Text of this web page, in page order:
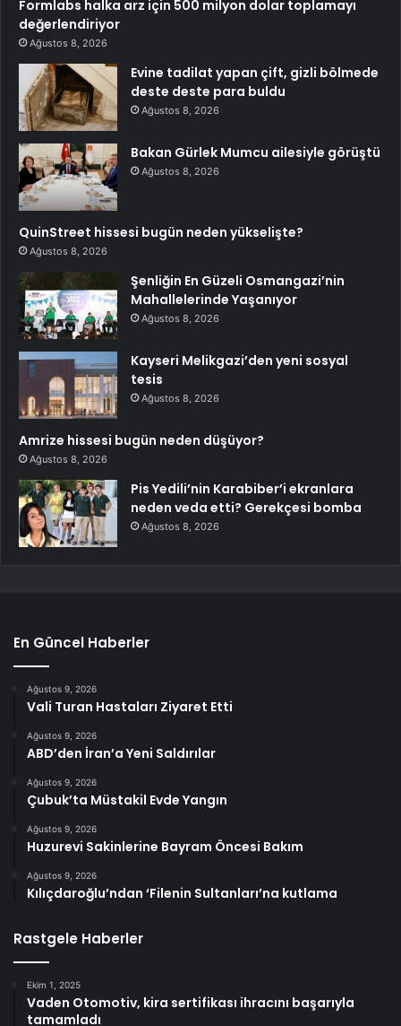
Formlabs halka arz için 500 milyon dolar toplamayı
değerlendiriyor
Ağustos 8, 2026
Evine tadilat yapan çift, gizli bölmede
deste deste para buldu
Ağustos 8, 2026
Bakan Gürlek Mumcu ailesiyle görüştü
Ağustos 8, 2026
QuinStreet hissesi bugün neden yükselişte?
Ağustos 8, 2026
Şenliğin En Güzeli Osmangazi’nin
Mahallelerinde Yaşanıyor
Ağustos 8, 2026
Kayseri Melikgazi’den yeni sosyal
tesis
Ağustos 8, 2026
Amrize hissesi bugün neden düşüyor?
Ağustos 8, 2026
Pis Yedili’nin Karabiber’i ekranlara
neden veda etti? Gerekçesi bomba
Ağustos 8, 2026
En Güncel Haberler
Ağustos 9, 2026
Vali Turan Hastaları Ziyaret Etti
Ağustos 9, 2026
ABD’den İran’a Yeni Saldırılar
Ağustos 9, 2026
Çubuk’ta Müstakil Evde Yangın
Ağustos 9, 2026
Huzurevi Sakinlerine Bayram Öncesi Bakım
Ağustos 9, 2026
Kılıçdaroğlu’ndan ‘Filenin Sultanları’na kutlama
Rastgele Haberler
Ekim 1, 2025
Vaden Otomotiv, kira sertifikası ihracını başarıyla
tamamladı